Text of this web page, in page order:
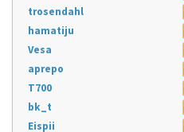
trosendahl
hamatiju
Vesa
aprepo
T700
bk_t
Eispii